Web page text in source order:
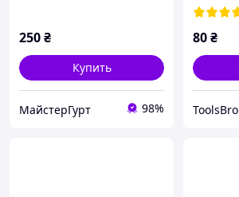
250₴
Купить
МайстерГурт 98%
80₴
ToolsBro